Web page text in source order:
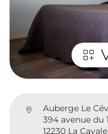
Auberge Le
394 avenue du
12230 La